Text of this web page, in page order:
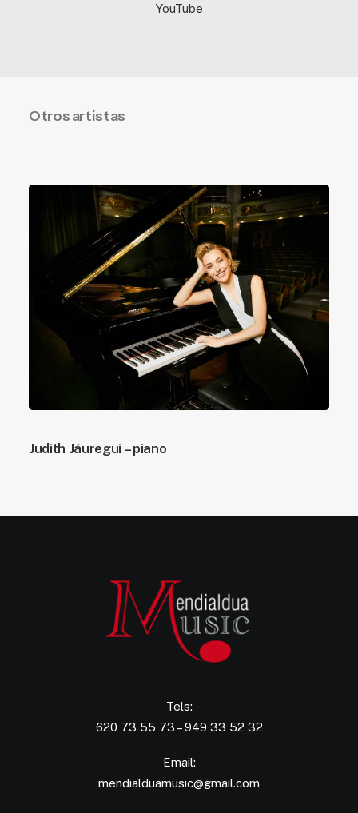
YouTube
Otros artistas
Judith Jáuregui – piano
Tels:
620 73 55 73 – 949 33 52 32
Email:
mendialduamusic@gmail.com